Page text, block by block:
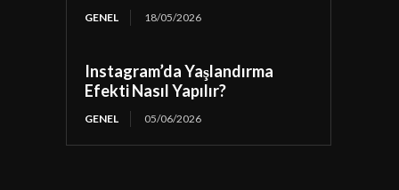
GENEL 18/05/2026
Instagram’da Yaşlandırma
Efekti Nasıl Yapılır?
GENEL 05/06/2026